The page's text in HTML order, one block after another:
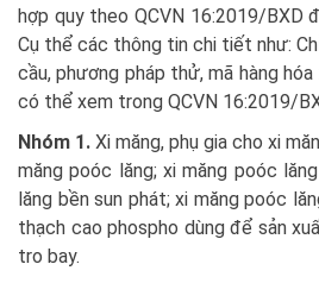
hợp quy theo QCVN 16:2019/BXD
Cụ thể các thông tin chi tiết như:
cầu, phương pháp thử, mã hàng
có thể xem trong QCVN 16:2019/
Nhóm 1. Xi măng, phụ gia cho xi
măng poóc lăng; xi măng poóc
lăng bền sun phát; xi măng poóc
thạch cao phospho dùng để sản
tro bay.